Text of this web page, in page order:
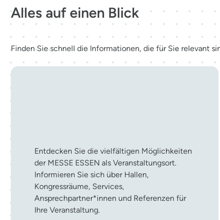
Alles auf einen Blick
Finden Sie schnell die Informationen, die für Sie relevant
Entdecken Sie die vielfältigen Möglichkeiten
der MESSE ESSEN als Veranstaltungsort.
Informieren Sie sich über Hallen,
Kongressräume, Services,
Ansprechpartner*innen und Referenzen für
Ihre Veranstaltung.